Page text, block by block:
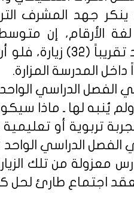
جهد المشرف
الأرقام، إن متوسط
الواحدة في الفصل
المدرسة المزارة.
الدراسي
يُنبه لها ـ ماذا
تربوية أو
الفصل الدراسي الواحد
من تلك
اجتماع طارئ